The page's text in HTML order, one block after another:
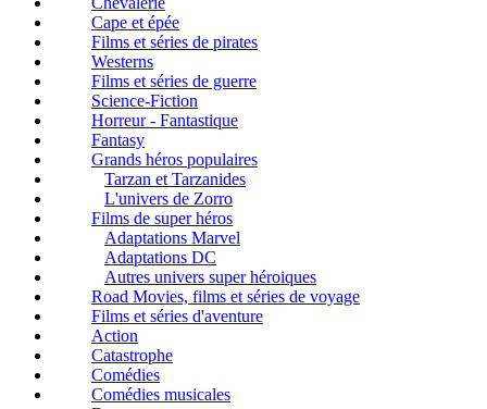
Cape et épée
Films et séries de pirates
Westerns
Films et séries de guerre
Science-Fiction
Horreur - Fantastique
Fantasy
Grands héros populaires
Tarzan et Tarzanides
L'univers de Zorro
Films de super héros
Adaptations Marvel
Adaptations DC
Autres univers super héroiques
Road Movies, films et séries de voyage
Films et séries d'aventure
Action
Catastrophe
Comédies
Comédies musicales